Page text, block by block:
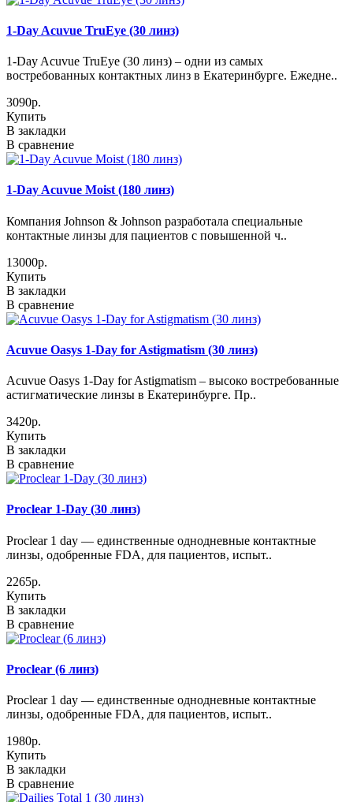
1-Day Acuvue TruEye (30 линз)
1-Day Acuvue TruEye (30 линз) – одни из самых
востребованных контактных линз в Екатеринбурге. Ежедне..
3090р.
Купить
В закладки
В сравнение
1-Day Acuvue Moist (180 линз)
Компания Johnson & Johnson разработала специальные
контактные линзы для пациентов с повышенной ч..
13000р.
Купить
В закладки
В сравнение
Acuvue Oasys 1-Day for Astigmatism (30 линз)
Acuvue Oasys 1-Day for Astigmatism – высоко востребованные
астигматические линзы в Екатеринбурге. Пр..
3420р.
Купить
В закладки
В сравнение
Proclear 1-Day (30 линз)
Proclear 1 day — единственные однодневные контактные
линзы, одобренные FDA, для пациентов, испыт..
2265р.
Купить
В закладки
В сравнение
Proclear (6 линз)
Proclear 1 day — единственные однодневные контактные
линзы, одобренные FDA, для пациентов, испыт..
1980р.
Купить
В закладки
В сравнение